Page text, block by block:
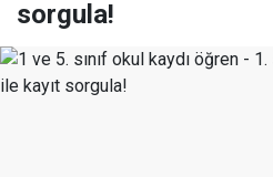
sorgula!